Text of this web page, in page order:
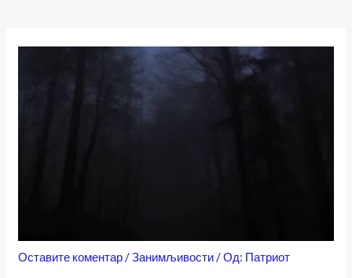
Оставите коментар/Занимљивости/ Од: Патриот